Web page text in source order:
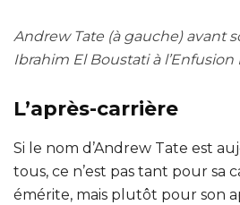
Andrew Tate (à gauche) avant
Ibrahim El Boustati à l’Enfusion
L’après-carrière
Si le nom d’Andrew Tate est
tous, ce n’est pas tant pour sa
émérite, mais plutôt pour son